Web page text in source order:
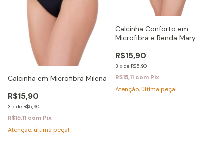
Calcinha em Microfibra Milena
R$15,90
3 x de R$5,90
R$15,11 com Pix
Atenção, última peça!
Calcinha Conforto em
Microfibra e Renda Mary
R$15,90
3 x de R$5,90
R$15,11 com Pix
Atenção, última peça!